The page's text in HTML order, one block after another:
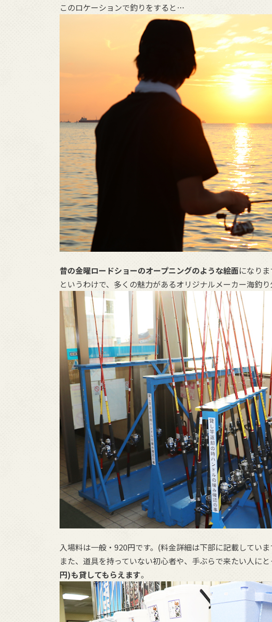
このロケーションで釣りをすると…
昔の金曜ロードショーのオープニングのような絵面になりま
というわけで、多くの魅力があるオリジナルメーカー海釣
入場料は一般・920円です。(料金詳細は下部に記載していま
また、道具を持っていない初心者や、手ぶらで来たい人に
円)も貸してもらえます。